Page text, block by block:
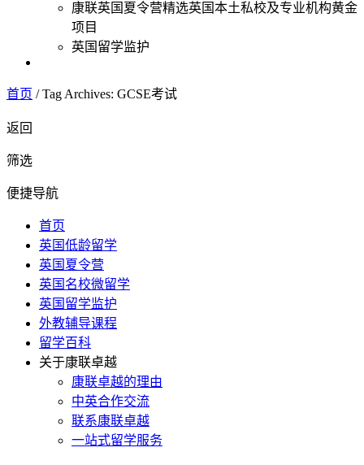
康联英国夏令营精选英国本土私校及专业机构黄金
项目
英国留学监护
首页 /Tag Archives: GCSE考试
返回
筛选
便捷导航
首页
英国低龄留学
英国夏令营
英国名校微留学
英国留学监护
外教辅导课程
留学百科
关于康联卓越
康联卓越的理由
中英合作交流
联系康联卓越
一站式留学服务